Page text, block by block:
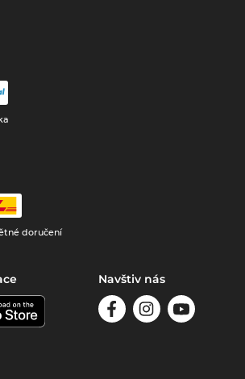
doručení
Navštiv nás